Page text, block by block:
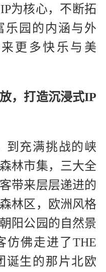
为核心，不断拓
乐园的内涵与外
更多快乐与美
，打造沉浸式IP
到充满挑战的峡
林市集，三大全
带来层层递进的
林区，欧洲风格
阳公园的自然景
仿佛走进了THE
诞生的那片北欧